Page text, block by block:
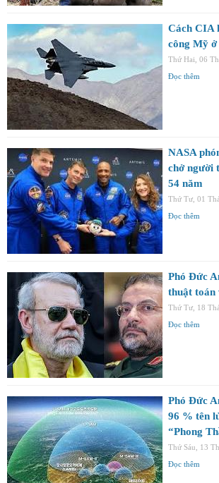
Cách CIA
công Mỹ
Thứ Hai, 06
Đọc thêm
NASA
chở người
54 năm
Thứ Tư, 01
Đọc thêm
Phó Đức
thuật
Thứ Tư, 18
Đọc thêm
Phó Đức
96 % tên
“Phong
Thứ Sáu, 13
Đọc thêm